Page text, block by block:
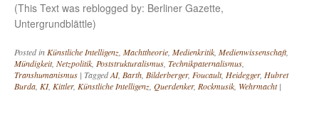
(This Text was reblogged by: Berliner Gazette,
Untergrundblättle)
Posted inKünstliche Intelligenz, Machttheorie, Medienkritik, Medienwissenschaft,
Mündigkeit, Netzpolitik, Poststrukturalismus, Technikpaternalismus,
Transhumanismus | TaggedAI, Barth, Bilderberger, Foucault, Heidegger, Hubret
Burda, KI, Kittler, Künstliche Intelligenz, Querdenker, Rockmusik, Wehrmacht |